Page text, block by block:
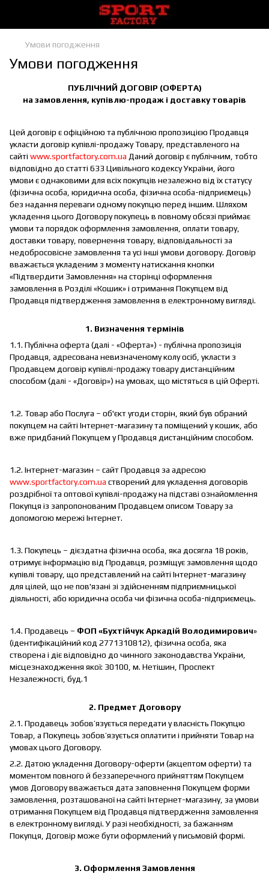
Умови погодження
Умови погодження
ПУБЛІЧНИЙ ДОГОВІР (ОФЕРТА)
на замовлення, купівлю-продаж і доставку товарів
Цей договір є офіційною та публічною пропозицією Продавця
укласти договір купівлі-продажу Товару, представленого на
сайті www.sportfactory.com.ua Даний договір є публічним, тобто
відповідно до статті 633 Цивільного кодексу України, його
умови є однаковими для всіх покупців незалежно від їх статусу
(фізична особа, юридична особа, фізична особа-підприємець)
без надання переваги одному покупцю перед іншим. Шляхом
укладення цього Договору покупець в повному обсязі приймає
умови та порядок оформлення замовлення, оплати товару,
доставки товару, повернення товару, відповідальності за
недобросовісне замовлення та усі інші умови договору. Договір
вважається укладеним з моменту натискання кнопки
«Підтвердити Замовлення» на сторінці оформлення
замовлення в Розділі «Кошик» і отримання Покупцем від
Продавця підтвердження замовлення в електронному вигляді.
1. Визначення термінів
1.1. Публічна оферта (далі - «Оферта») - публічна пропозиція
Продавця, адресована невизначеному колу осіб, укласти з
Продавцем договір купівлі-продажу товару дистанційним
способом (далі - «Договір») на умовах, що містяться в цій Оферті.
1.2. Товар або Послуга – об'єкт угоди сторін, який був обраний
покупцем на сайті Інтернет-магазину та поміщений у кошик, або
вже придбаний Покупцем у Продавця дистанційним способом.
1.2. Інтернет-магазин – сайт Продавця за адресою
www.sportfactory.com.ua створений для укладення договорів
роздрібної та оптової купівлі-продажу на підставі ознайомлення
Покупця із запропонованим Продавцем описом Товару за
допомогою мережі Інтернет.
1.3. Покупець – дієздатна фізична особа, яка досягла 18 років,
отримує інформацію від Продавця, розміщує замовлення щодо
купівлі товару, що представлений на сайті Інтернет-магазину
для цілей, що не пов'язані зі здійсненням підприємницької
діяльності, або юридична особа чи фізична особа-підприємець.
1.4. Продавець – ФОП «Бухтійчук Аркадій Володимирович»
(ідентифікаційний код 2771310812), фізична особа, яка
створена і діє відповідно до чинного законодавства України,
місцезнаходження якої: 30100, м. Нетішин, Проспект
Незалежності, буд.1
2. Предмет Договору
2.1. Продавець зобов’язується передати у власність Покупцю
Товар, а Покупець зобов’язується оплатити і прийняти Товар на
умовах цього Договору.
2.2. Датою укладення Договору-оферти (акцептом оферти) та
моментом повного й беззаперечного прийняттям Покупцем
умов Договору вважається дата заповнення Покупцем форми
замовлення, розташованої на сайті Інтернет-магазину, за умови
отримання Покупцем від Продавця підтвердження замовлення
в електронному вигляді. У разі необхідності, за бажанням
Покупця, Договір може бути оформлений у письмовій формі.
3. Оформлення Замовлення